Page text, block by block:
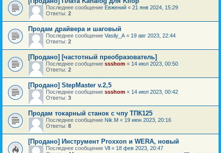
Последнее сообщение Евжений « 21 янв 2024, 15:29
Ответы: 2
Продам драйвера и шаговый
Последнее сообщение Vasily_A « 19 авг 2023, 22:44
Ответы: 2
[Продано] [частотный преобразователь]
Последнее сообщение ssshom « 14 июл 2023, 00:50
Ответы: 2
[Продано] StepMaster v.2,5
Последнее сообщение ssshom « 14 июл 2023, 00:42
Ответы: 3
Продам токарный станок с чпу ТПК125
Последнее сообщение Nik.M « 19 июн 2023, 20:16
Ответы: 8
[Продано] Инструмент Proxxon и WERA, новый
Последнее сообщение Vll « 18 фев 2023, 20:47